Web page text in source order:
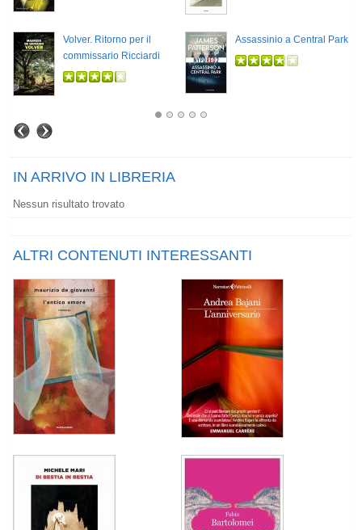
Volver. Ritorno per il
commissario Ricciardi
Assassinio a Central Park
IN ARRIVO IN LIBRERIA
Nessun risultato trovato
ALTRI CONTENUTI INTERESSANTI